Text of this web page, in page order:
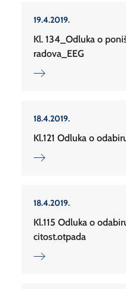
19.4.2019.
Kl. 134_Odluka o
radova_EEG
18.4.2019.
Kl.121 Odluka o
18.4.2019.
Kl.115 Odluka o
citost.otpada